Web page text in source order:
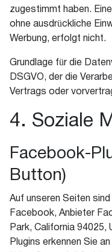
zugestimmt haben.
ohne ausdrückliche
Werbung, erfolgt nicht.
Grundlage für die
DSGVO, der die
Vertrags oder
4. Soziale
Facebook-
Button)
Auf unseren Seiten
Facebook, Anbieter
Park, California
Plugins erkennen Sie